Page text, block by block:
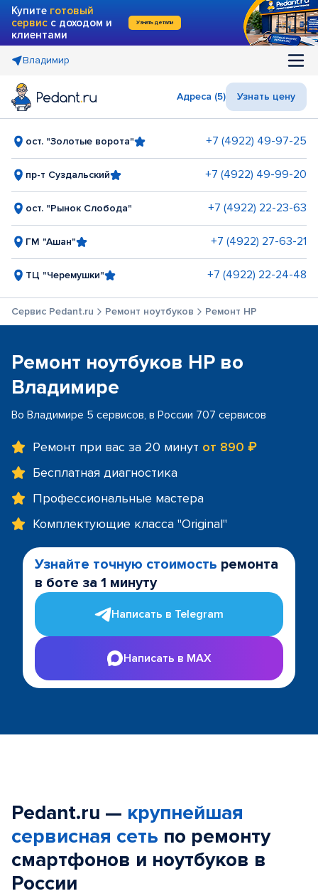
Купите готовый
сервис с доходом и
клиентами
Узнать детали
Владимир
Адреса (5) Узнать цену
ост. "Золотые ворота" +7 (4922) 49-97-25
пр-т Суздальский +7 (4922) 49-99-20
ост. "Рынок Слобода" +7 (4922) 22-23-63
ГМ "Ашан" +7 (4922) 27-63-21
ТЦ "Черемушки" +7 (4922) 22-24-48
Сервис Pedant.ru Ремонт ноутбуков Ремонт HP
Ремонт ноутбуков HP во
Владимире
Во Владимире 5 сервисов, в России 707 сервисов
Ремонт при вас за 20 минут от 890 ₽
Бесплатная диагностика
Профессиональные мастера
Комплектующие класса "Original"
Узнайте точную стоимость ремонта
в боте за 1 минуту
Написать в Telegram
Написать в MAX
Pedant.ru — крупнейшая
сервисная сеть по ремонту
смартфонов и ноутбуков в
России